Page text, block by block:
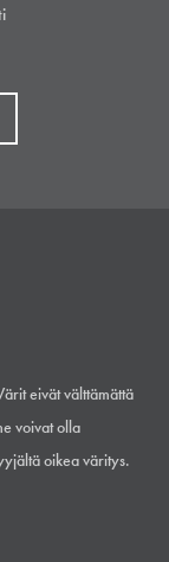
eivät välttämättä
voivat olla
oikea väritys.